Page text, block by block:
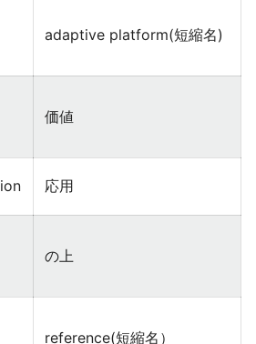
adaptive platform(短縮名)
価値
応用
の上
reference(短縮名）